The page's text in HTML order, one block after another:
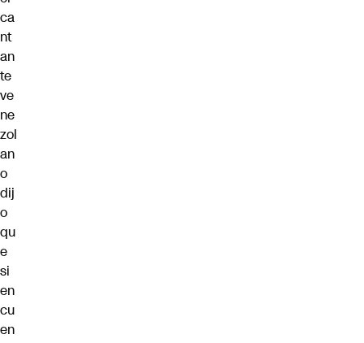
ca
nt
an
te
ve
ne
zol
an
o
dij
o
qu
e
si
en
cu
en